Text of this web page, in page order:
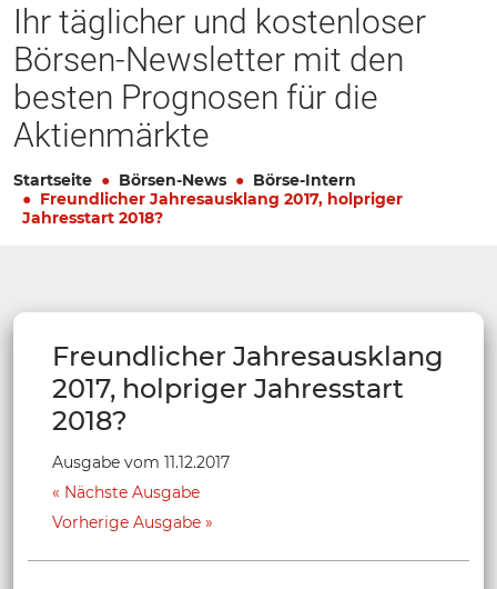
Ihr täglicher und kostenloser
Börsen-Newsletter mit den
besten Prognosen für die
Aktienmärkte
Startseite Börsen-News
Börse-Intern
Freundlicher Jahresausklang 2017, holpriger
Jahresstart 2018?
Freundlicher Jahresausklang
2017, holpriger Jahresstart
2018?
Ausgabe vom 11.12.2017
Nächste Ausgabe
Vorherige Ausgabe